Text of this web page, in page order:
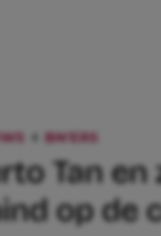
BN'ERS
Tan
op de